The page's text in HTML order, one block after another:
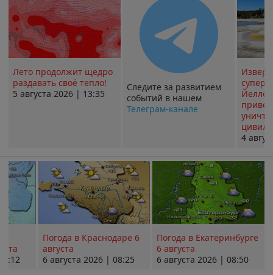
Лето продолжит щедро
раздавать своё тепло!
5 августа 2026 | 13:35
Следите за развитием
событий в нашем
Телеграм-канале
4
Погода в Краснодаре 6
августа
6 августа 2026 | 08:25
Погода в Екатеринбурге
6 августа
6 августа 2026 | 08:50